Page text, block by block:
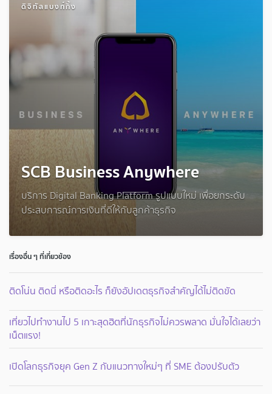
ดิจิทัลแบงก์กิ้ง
SCB Business Anywhere
บริการ Digital Banking Platform รูปแบบใหม่ เพื่อยกระดับ
ประสบการณ์การเงินที่ดีให้กับลูกค้าธุรกิจ
เรื่องอื่น ๆ ที่เกี่ยวข้อง
ติดโน่น ติดนี่ หรือติดอะไร ก็ยังอัปเดตธุรกิจสำคัญได้ไม่ติดขัด
เที่ยวไปทำงานไป 5 เกาะสุดฮิตที่นักธุรกิจไม่ควรพลาด มั่นใจได้เลยว่า
เน็ตแรง!
เปิดโลกธุรกิจยุค Gen Z กับแนวทางใหม่ๆ ที่ SME ต้องปรับตัว